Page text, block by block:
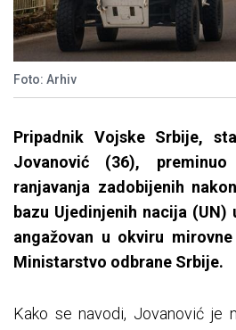
Foto: Arhiv
Pripadnik Vojske Srbije,
Jovanović (36),
ranjavanja zadobijenih
bazu Ujedinjenih nacija
angažovan u okviru
Ministarstvo odbrane Srbije.
Kako se navodi, Jovanović je